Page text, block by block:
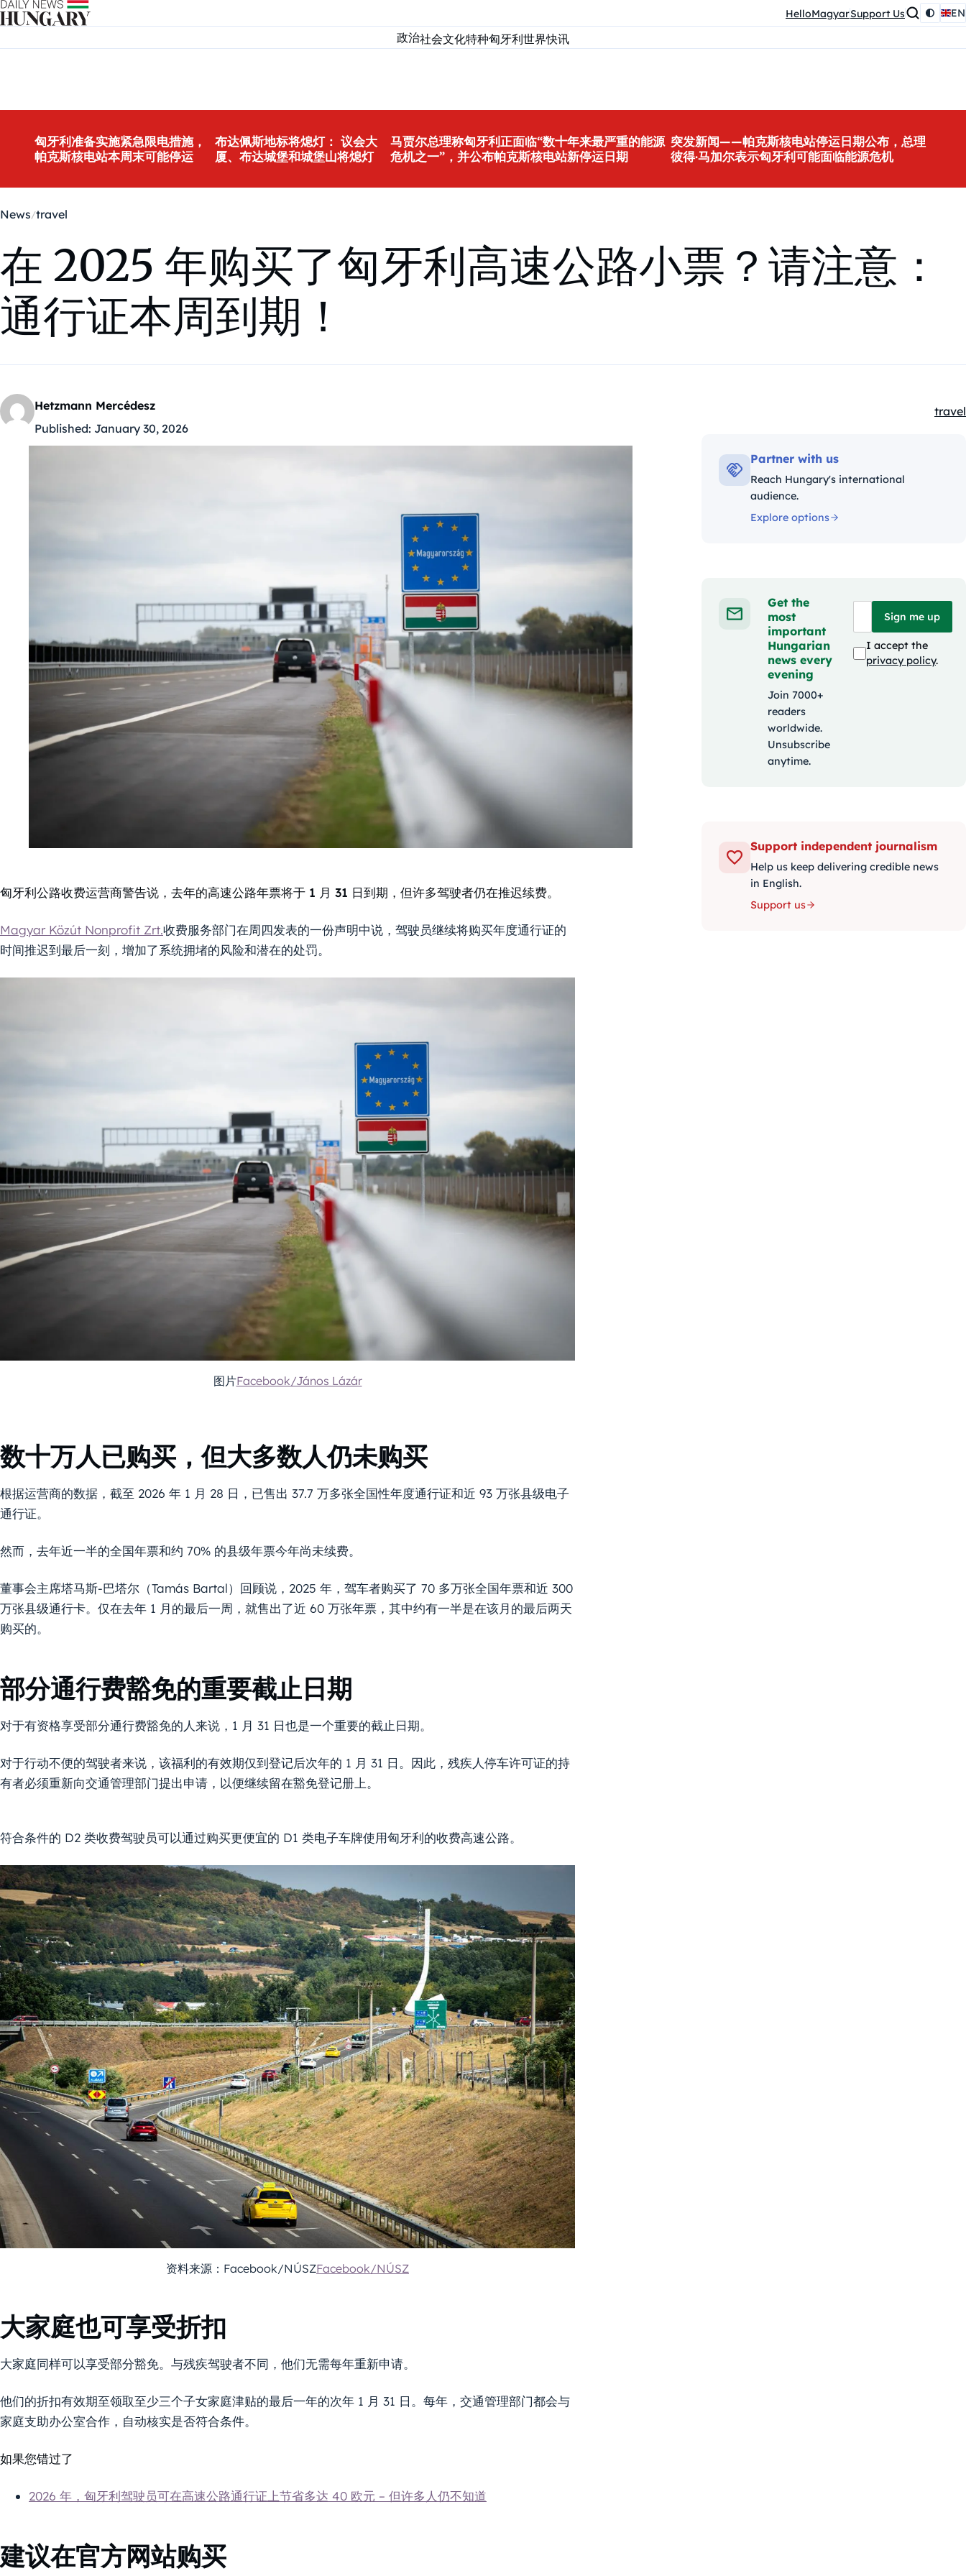
Skip to content HelloMagyarSupport Us EN
政治社会文化特种匈牙利世界快讯
匈牙利准备实施紧急限电措施，
帕克斯核电站本周末可能停运
布达佩斯地标将熄灯： 议会大
厦、布达城堡和城堡山将熄灯
马贾尔总理称匈牙利正面临“数十年来最严重的能源
危机之一”，并公布帕克斯核电站新停运日期
突发新闻——帕克斯核电站停运日期公布，总理
彼得·马加尔表示匈牙利可能面临能源危机
News travel
在 2025 年购买了匈牙利高速公路小票？请注意：
通行证本周到期！
Hetzmann Mercédesz
Published: January 30, 2026
travel
匈牙利公路收费运营商警告说，去年的高速公路年票将于 1 月 31 日到期，但许多驾驶者仍在推迟续费。
Magyar Közút Nonprofit Zrt.收费服务部门在周四发表的一份声明中说，驾驶员继续将购买年度通行证的
时间推迟到最后一刻，增加了系统拥堵的风险和潜在的处罚。
图片Facebook/János Lázár
数十万人已购买，但大多数人仍未购买
根据运营商的数据，截至 2026 年 1 月 28 日，已售出 37.7 万多张全国性年度通行证和近 93 万张县级电子
通行证。
然而，去年近一半的全国年票和约 70% 的县级年票今年尚未续费。
董事会主席塔马斯-巴塔尔（Tamás Bartal）回顾说，2025 年，驾车者购买了 70 多万张全国年票和近 300
万张县级通行卡。仅在去年 1 月的最后一周，就售出了近 60 万张年票，其中约有一半是在该月的最后两天
购买的。
部分通行费豁免的重要截止日期
对于有资格享受部分通行费豁免的人来说，1 月 31 日也是一个重要的截止日期。
对于行动不便的驾驶者来说，该福利的有效期仅到登记后次年的 1 月 31 日。因此，残疾人停车许可证的持
有者必须重新向交通管理部门提出申请，以便继续留在豁免登记册上。
符合条件的 D2 类收费驾驶员可以通过购买更便宜的 D1 类电子车牌使用匈牙利的收费高速公路。
资料来源：Facebook/NÚSZFacebook/NÚSZ
大家庭也可享受折扣
大家庭同样可以享受部分豁免。与残疾驾驶者不同，他们无需每年重新申请。
他们的折扣有效期至领取至少三个子女家庭津贴的最后一年的次年 1 月 31 日。每年，交通管理部门都会与
家庭支助办公室合作，自动核实是否符合条件。
如果您错过了
2026 年，匈牙利驾驶员可在高速公路通行证上节省多达 40 欧元 – 但许多人仍不知道
建议在官方网站购买
Partner with us
Reach Hungary's international
audience.
Explore options
Get the
most
important
Hungarian
news every
evening
Join 7000+
readers
worldwide.
Unsubscribe
anytime.
Sign me up
I accept the
privacy policy.
Support independent journalism
Help us keep delivering credible news
in English.
Support us